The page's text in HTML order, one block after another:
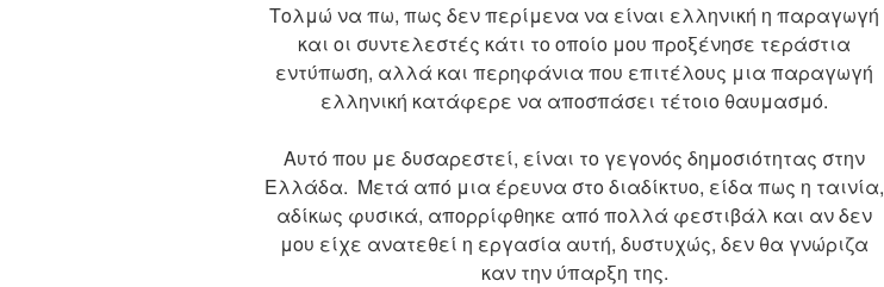
Τολμώ να πω, πως δεν περίμενα να είναι ελληνική η παραγωγή
και οι συντελεστές κάτι το οποίο μου προξένησε τεράστια
εντύπωση, αλλά και περηφάνια που επιτέλους μια παραγωγή
ελληνική κατάφερε να αποσπάσει τέτοιο θαυμασμό.
Αυτό που με δυσαρεστεί, είναι το γεγονός δημοσιότητας στην
Ελλάδα. Μετά από μια έρευνα στο διαδίκτυο, είδα πως η ταινία,
αδίκως φυσικά, απορρίφθηκε από πολλά φεστιβάλ και αν δεν
μου είχε ανατεθεί η εργασία αυτή, δυστυχώς, δεν θα γνώριζα
καν την ύπαρξη της.